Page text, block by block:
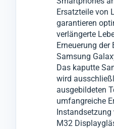
Wechsel oder
Komponenten
Diese Premiumgläser
Qualität und
Galaxy M32 Geräten
Für den Glas-
innovatives
zerbrochene Glas
M32 entfernen
liegende LCD- oder
beschädigen.
Ersatzteile von
garantieren
verlängerte
Erneuerung
Samsung
Das kaputte
wird
ausgebildeten
umfangreiche
M32